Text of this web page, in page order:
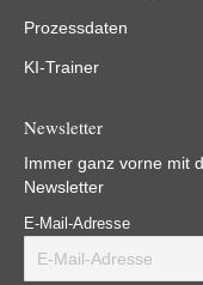
Prozessdaten
KI-Trainer
Newsletter
Immer ganz vorne mit
Newsletter
E-Mail-Adresse